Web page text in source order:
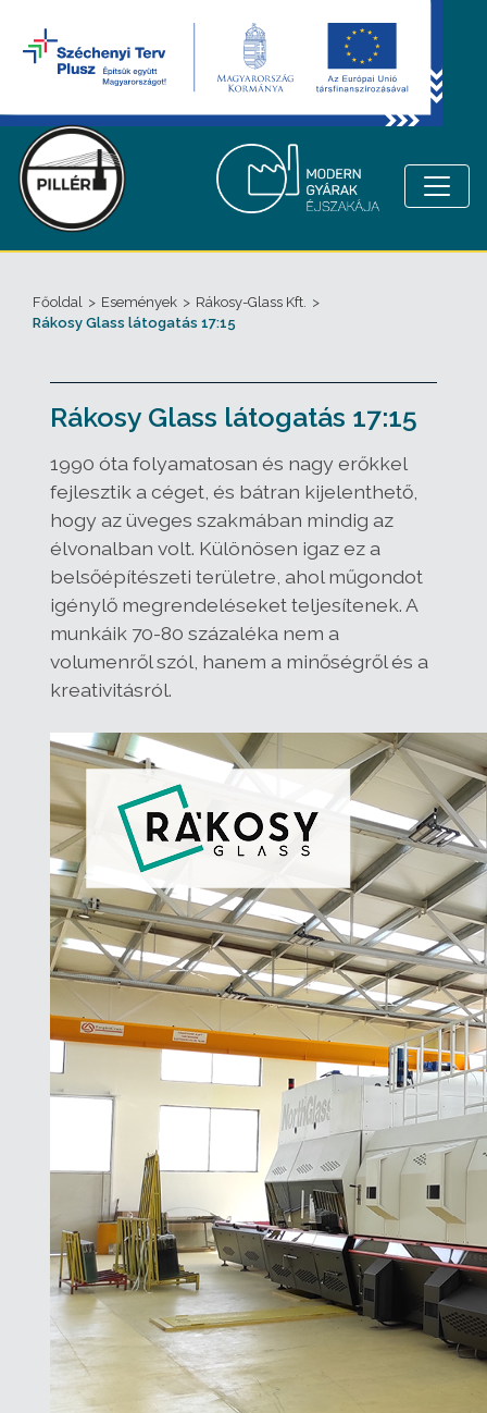
Főoldal > Események > Rákosy-Glass Kft. >
Rákosy Glass látogatás 17:15
Rákosy Glass látogatás 17:15
1990 óta folyamatosan és nagy erőkkel
fejlesztik a céget, és bátran kijelenthető,
hogy az üveges szakmában mindig az
élvonalban volt. Különösen igaz ez a
belsőépítészeti területre, ahol műgondot
igénylő megrendeléseket teljesítenek. A
munkáik 70-80 százaléka nem a
volumenről szól, hanem a minőségről és a
kreativitásról.